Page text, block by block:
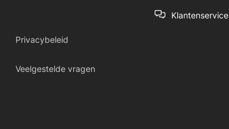
Privacybeleid
Veelgestelde vragen
Klantenservice